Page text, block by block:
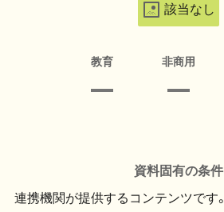
該当なし
教育 非商用
資料固有の条件
連携機関が提供するコンテンツです。